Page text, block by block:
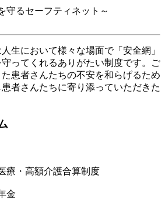
守るセーフティネット～
生において様々な場面で「安全網」
ってくれるありがたい制度です。ご
患者さんたちの不安を和らげるため
者さんたちに寄り添っていただきた
療・高額介護合算制度
金